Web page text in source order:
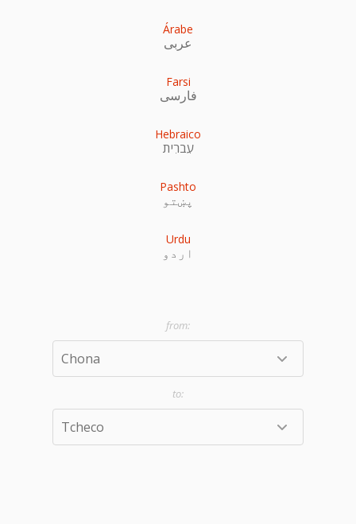
Árabe
عربى
Farsi
فارسی
Hebraico
עִברִית
Pashto
پښتو
Urdu
اردو